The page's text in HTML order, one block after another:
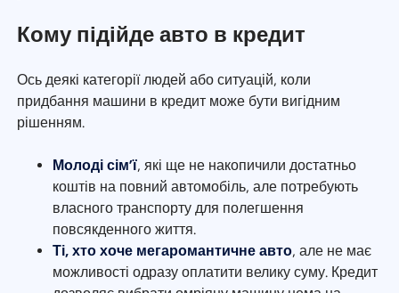
Кому підійде авто в кредит
Ось деякі категорії людей або ситуацій, коли
придбання машини в кредит може бути вигідним
рішенням.
Молоді сім’ї, які ще не накопичили достатньо
коштів на повний автомобіль, але потребують
власного транспорту для полегшення
повсякденного життя.
Ті, хто хоче мегаромантичне авто, але не має
можливості одразу оплатити велику суму. Кредит